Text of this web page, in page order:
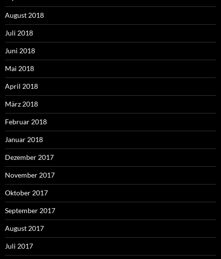
August 2018
Juli 2018
Juni 2018
Mai 2018
April 2018
März 2018
Februar 2018
Januar 2018
Dezember 2017
November 2017
Oktober 2017
September 2017
August 2017
Juli 2017